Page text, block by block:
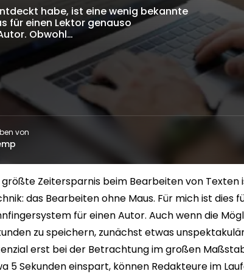
habe, ist eine wenig bekannte
für einen Lektor genauso
Obwohl…
von
größte Zeitersparnis beim Bearbeiten von
das Bearbeiten ohne Maus. Für mich ist
für einen Autor. Auch wenn die
zu speichern, zunächst etwas
erst bei der Betrachtung im großen
5 Sekunden einspart, können Redakteure im